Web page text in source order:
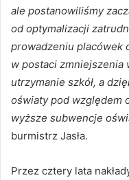
ale postanowiliśmy
od optymalizacji
prowadzeniu placówek
w postaci zmniejszenia
utrzymanie szkół, a
oświaty pod względem
wyższe subwencje
burmistrz Jasła.
Przez cztery lata